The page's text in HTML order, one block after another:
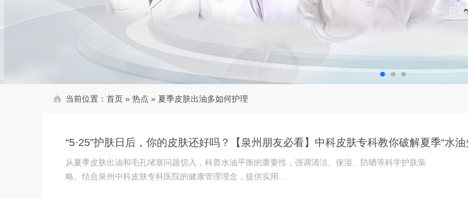
当前位置： 首页 » 热点 » 夏季皮肤出油多如何护理
“5·25”护肤日后，你的皮肤还好吗？【泉州朋友必看】中科皮肤专科教你破解夏季“水油
从夏季皮肤出油和毛孔堵塞问题切入，科普水油平衡的重要性，强调清洁、保湿、防晒等科学护肤策
略。结合泉州中科皮肤专科医院的健康管理理念，提供实用...